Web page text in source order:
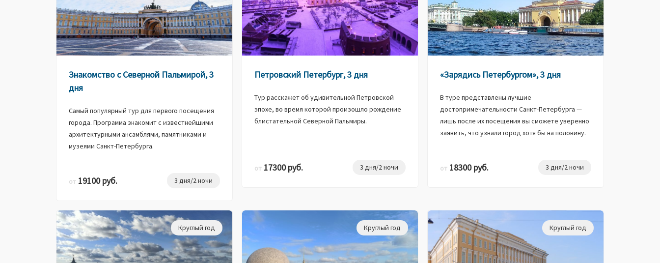
Знакомство с Северной Пальмирой, 3
дня
Самый популярный тур для первого посещения
города. Программа знакомит с известнейшими
архитектурными ансамблями, памятниками и
музеями Санкт-Петербурга.
от 19100 руб. 3 дня/2 ночи
Петровский Петербург, 3 дня
Тур расскажет об удивительной Петровской
эпохе, во время которой произошло рождение
блистательной Северной Пальмиры.
от17300 руб. 3 дня/2 ночи
«Зарядись Петербургом», 3 дня
В туре представлены лучшие
достопримечательности Санкт-Петербурга —
лишь после их посещения вы сможете уверенно
заявить, что узнали город хотя бы на половину.
от18300 руб. 3 дня/2 ночи
Круглый год Круглый год Круглый год